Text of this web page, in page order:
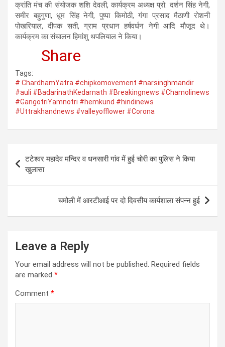
क्रांति मंच की संयोजक शशि देवली, कार्यक्रम अध्यक्ष प्रो. दर्शन सिंह नेगी,
समीर बहुगुणा, धूम सिंह नेगी, पुष्पा किमोठी, गंगा प्रसाद मैठाणी रोशनी
पोखरियाल, दीपक सती, ग्राम प्रधान हर्षवर्धन नेगी आदि मौजूद थे।
कार्यक्रम का संचालन हिमांशु थपलियाल ने किया।
Share
Tags:
# ChardhamYatra #chipkomovement #narsinghmandir
#auli #BadarinathKedarnath #Breakingnews #Chamolinews
#GangotriYamnotri #hemkund #hindinews
#Uttrakhandnews #valleyofflower #Corona
Post
navigation
टटेश्वर महादेव मन्दिर व धनसारी गांव में हुई चोरी का पुलिस ने किया
खुलासा
चमोली में आरटीआई पर दो दिवसीय कार्यशाला संपन्न हुई
Leave a Reply
Your email address will not be published. Required fields
are marked *
Comment *